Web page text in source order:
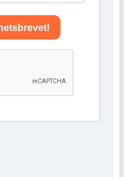
rörelseglädje och hållbar